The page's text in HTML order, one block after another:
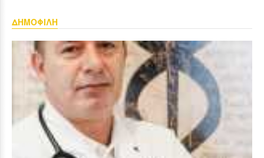
ΔΗΜΟΦΙΛΗ